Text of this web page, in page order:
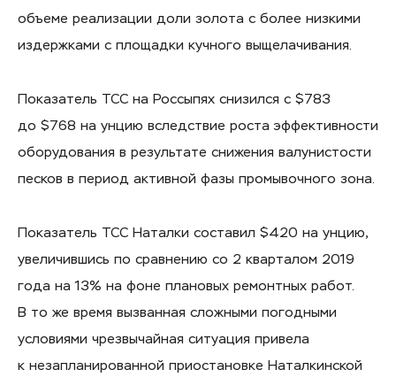
объеме реализации доли золота с более низкими
издержками с площадки кучного выщелачивания.
Показатель ТСС на Россыпях снизился c $783
до $768 на унцию вследствие роста эффективности
оборудования в результате снижения валунистости
песков в период активной фазы промывочного зона.
Показатель ТСС Наталки составил $420 на унцию,
увеличившись по сравнению со 2 кварталом 2019
года на 13% на фоне плановых ремонтных работ.
В то же время вызванная сложными погодными
условиями чрезвычайная ситуация привела
к незапланированной приостановке Наталкинской